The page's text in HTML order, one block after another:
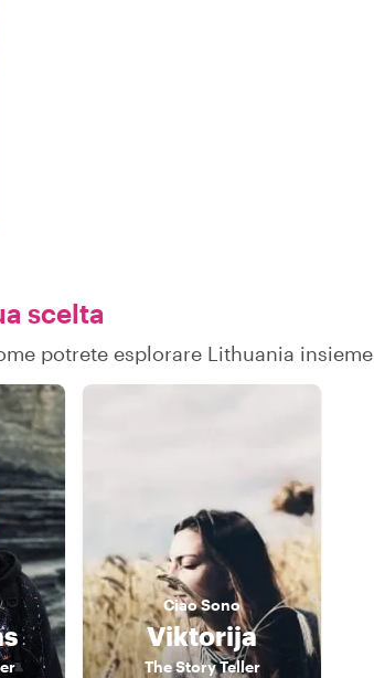
scelta
potrete esplorare Lithuania insieme
CiaoSono
Viktorija
The Story Teller